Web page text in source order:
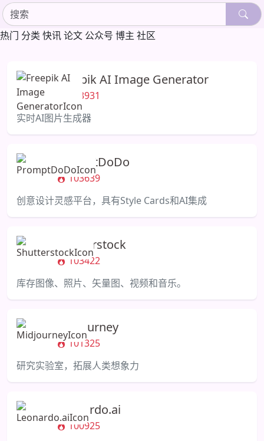
热门 分类 快讯论文 公众号 博主 社区
Freepik AI Image Generator
103931
实时AI图片生成器
PromptDoDo
103639
创意设计灵感平台，具有Style Cards和AI集成
Shutterstock
103422
库存图像、照片、矢量图、视频和音乐。
Midjourney
101325
研究实验室，拓展人类想象力
Leonardo.ai
100925